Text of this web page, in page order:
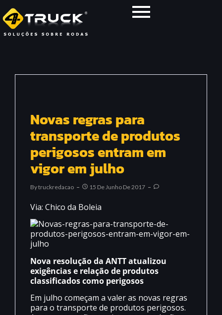
Novas regras para
transporte de produtos
perigosos entram em
vigor em julho
ByTruckredacao 15 De Junho De 2017
Via: Chico da Boleia
Nova resolução da ANTT atualizou
exigências e relação de produtos
classificados como perigosos
Em julho começam a valer as novas regras
para o transporte de produtos perigosos.